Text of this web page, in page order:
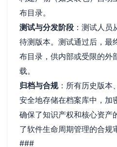
布目录。
测试与分发阶段 ：测试人
待测版本。测试通过后，最
布目录，供内部或受限的外
载。
归档与合规：所有历史版本
安全地存储在档案库中，加
确保了知识产权和核心资产
了软件生命周期管理的合规
###